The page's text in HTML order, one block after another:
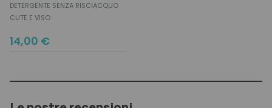
DETERGENTE SENZA RISCIACQUO
CUTE E VISO
14,00 €